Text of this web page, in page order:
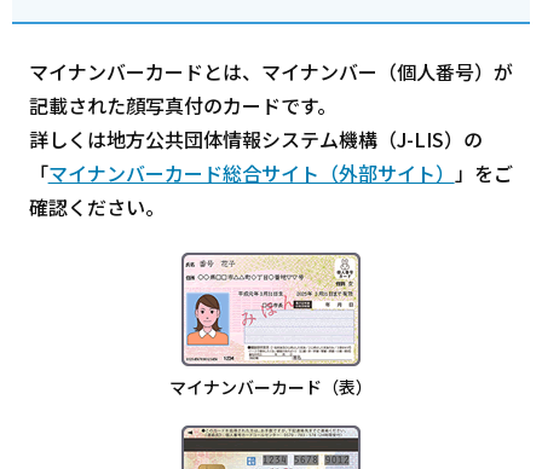
マイナンバーカードとは、マイナンバー（個人番号）が
記載された顔写真付のカードです。
詳しくは地方公共団体情報システム機構（J-LIS）の
「マイナンバーカード総合サイト（外部サイト） 」をご
確認ください。
マイナンバーカード（表）